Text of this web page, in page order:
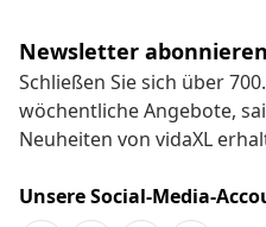
Newsletter abonnieren
Schließen Sie sich über
wöchentliche Angebote,
Neuheiten von vidaXL
Unsere Social-Media-